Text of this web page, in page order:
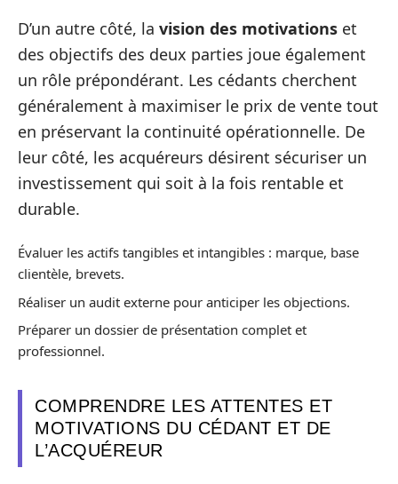
D’un autre côté, la vision des motivations et
des objectifs des deux parties joue également
un rôle prépondérant. Les cédants cherchent
généralement à maximiser le prix de vente tout
en préservant la continuité opérationnelle. De
leur côté, les acquéreurs désirent sécuriser un
investissement qui soit à la fois rentable et
durable.
Évaluer les actifs tangibles et intangibles : marque, base
clientèle, brevets.
Réaliser un audit externe pour anticiper les objections.
Préparer un dossier de présentation complet et
professionnel.
COMPRENDRE LES ATTENTES ET
MOTIVATIONS DU CÉDANT ET DE
L’ACQUÉREUR